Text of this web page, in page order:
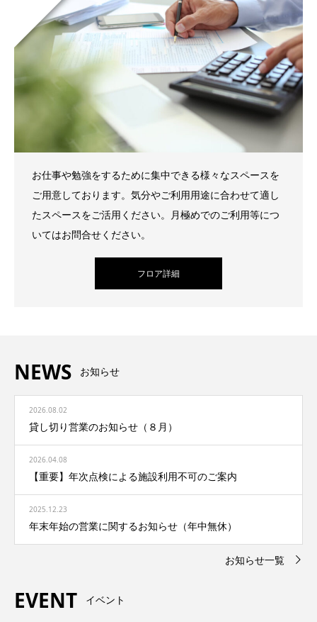
お仕事や勉強をするために集中できる様々なスペースを
ご用意しております。気分やご利用用途に合わせて適し
たスペースをご活用ください。月極めでのご利用等につ
いてはお問合せください。
フロア詳細
NEWS お知らせ
2026.08.02
貸し切り営業のお知らせ（８月）
2026.04.08
【重要】年次点検による施設利用不可のご案内
2025.12.23
年末年始の営業に関するお知らせ（年中無休）
お知らせ一覧
EVENT イベント